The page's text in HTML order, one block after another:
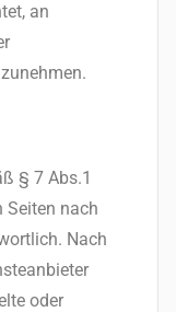
an
§ 7 Abs.1
Seiten nach
Nach
oder